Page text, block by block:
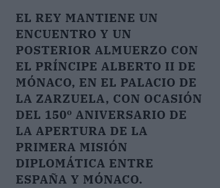
EL REY MANTIENE UN
ENCUENTRO Y UN
POSTERIOR ALMUERZO CON
EL PRÍNCIPE ALBERTO II DE
MÓNACO, EN EL PALACIO DE
LA ZARZUELA, CON OCASIÓN
DEL 150º ANIVERSARIO DE
LA APERTURA DE LA
PRIMERA MISIÓN
DIPLOMÁTICA ENTRE
ESPAÑA Y MÓNACO.